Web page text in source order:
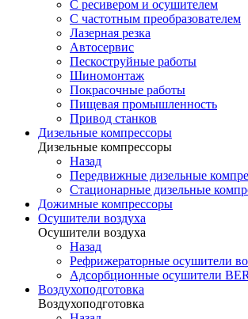
С ресивером и осушителем
С частотным преобразователем
Лазерная резка
Автосервис
Пескоструйные работы
Шиномонтаж
Покрасочные работы
Пищевая промышленность
Привод станков
Дизельные компрессоры
Дизельные компрессоры
Назад
Передвижные дизельные
Стационарные дизельные
Дожимные компрессоры
Осушители воздуха
Осушители воздуха
Назад
Рефрижераторные осушители
Адсорбционные осушители
Воздухоподготовка
Воздухоподготовка